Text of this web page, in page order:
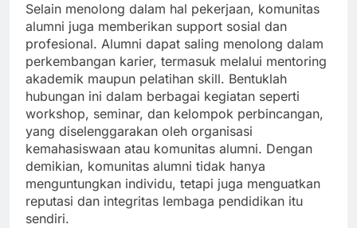
Selain menolong dalam hal pekerjaan, komunitas
alumni juga memberikan support sosial dan
profesional. Alumni dapat saling menolong dalam
perkembangan karier, termasuk melalui mentoring
akademik maupun pelatihan skill. Bentuklah
hubungan ini dalam berbagai kegiatan seperti
workshop, seminar, dan kelompok perbincangan,
yang diselenggarakan oleh organisasi
kemahasiswaan atau komunitas alumni. Dengan
demikian, komunitas alumni tidak hanya
menguntungkan individu, tetapi juga menguatkan
reputasi dan integritas lembaga pendidikan itu
sendiri.